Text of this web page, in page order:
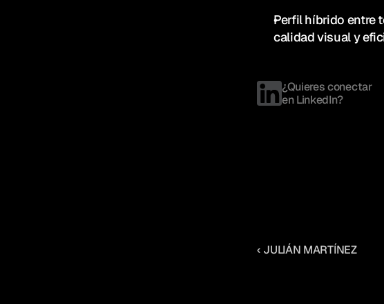
Perfil híbrido entre
calidad visual y
¿Quieres conectar
en LinkedIn?
‹ JULIÁN MARTÍNEZ